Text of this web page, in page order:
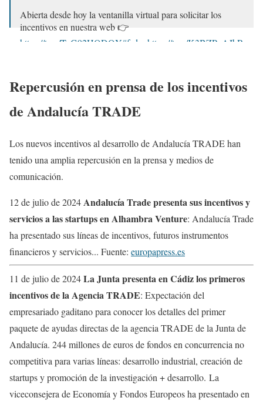
Abierta desde hoy la ventanilla virtual para solicitar los
incentivos en nuestra web 👉
https://t.co/TzG92HQDQY#feder
https://t.co/K3BZPxAJbR
Repercusión en prensa de los incentivos
de Andalucía TRADE
Los nuevos incentivos al desarrollo de Andalucía TRADE han
tenido una amplia repercusión en la prensa y medios de
comunicación.
12 de julio de 2024Andalucía Trade presenta sus incentivos y
servicios a las startups en Alhambra Venture: Andalucía Trade
ha presentado sus líneas de incentivos, futuros instrumentos
financieros y servicios... Fuente: europapress.es
11 de julio de 2024La Junta presenta en Cádiz los primeros
incentivos de la Agencia TRADE: Expectación del
empresariado gaditano para conocer los detalles del primer
paquete de ayudas directas de la agencia TRADE de la Junta de
Andalucía. 244 millones de euros de fondos en concurrencia no
competitiva para varias líneas: desarrollo industrial, creación de
startups y promoción de la investigación + desarrollo. La
viceconsejera de Economía y Fondos Europeos ha presentado en